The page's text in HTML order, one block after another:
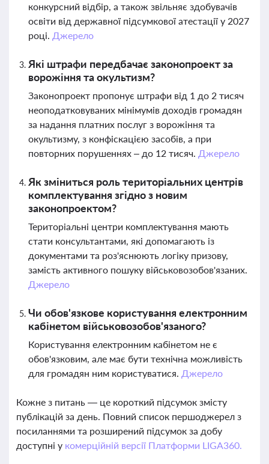
конкурсний відбір, а також звільняє здобувачів
освіти від державної підсумкової атестації у 2027
році. Джерело
Які штрафи передбачає законопроект за
ворожіння та окультизм?
Законопроект пропонує штрафи від 1 до 2 тисяч
неоподатковуваних мінімумів доходів громадян
за надання платних послуг з ворожіння та
окультизму, з конфіскацією засобів, а при
повторних порушеннях – до 12 тисяч. Джерело
Як зміниться роль територіальних центрів
комплектування згідно з новим
законопроектом?
Територіальні центри комплектування мають
стати консультантами, які допомагають із
документами та роз'яснюють логіку призову,
замість активного пошуку військовозобов'язаних.
Джерело
Чи обов'язкове користування електронним
кабінетом військовозобов'язаного?
Користування електронним кабінетом не є
обов'язковим, але має бути технічна можливість
для громадян ним користуватися. Джерело
Кожне з питань — це короткий підсумок змісту
публікацій за день. Повний список першоджерел з
посиланнями та розширений підсумок за добу
доступні у комерційній версії Платформи LIGA360.